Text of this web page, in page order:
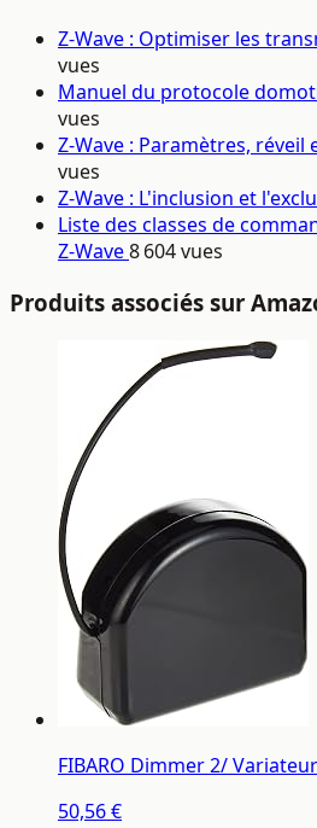
Z-Wave : Optimiser les
vues
Manuel du protocole
vues
Z-Wave : Paramètres, réveil
vues
Z-Wave : L'inclusion et
Liste des classes de
Z-Wave8 604 vues
Produits associés sur
FIBARO Dimmer 2/
50,56 €